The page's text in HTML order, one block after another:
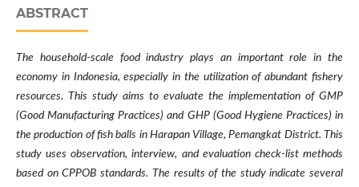
ABSTRACT
The household-scale food industry plays an important role in the
economy in Indonesia, especially in the utilization of abundant fishery
resources. This study aims to evaluate the implementation of GMP
(Good Manufacturing Practices) and GHP (Good Hygiene Practices) in
the production of fish balls in Harapan Village, Pemangkat District. This
study uses observation, interview, and evaluation check-list methods
based on CPPOB standards. The results of the study indicate several